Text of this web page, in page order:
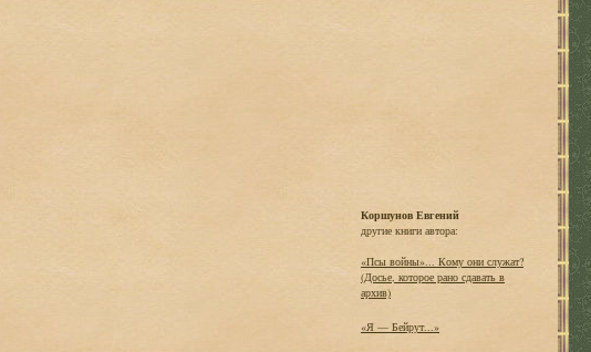
Коршунов Евгений
другие книги автора:
«Псы войны»... Кому они служат?
(Досье, которое рано сдавать в
архив)
«Я — Бейрут...»